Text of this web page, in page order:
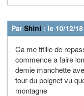
ParShini : le 10/12/
Ca me titille de
commence a faire
demie manchette
tour du poignet vu
montagne